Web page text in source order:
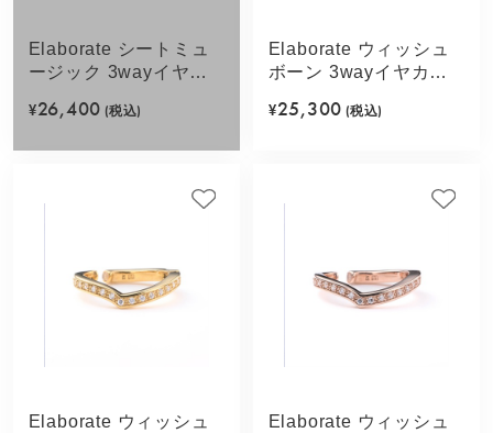
Elaborate シートミュ
ージック 3wayイヤカ
ー)
¥26,400 (税込)
Elaborate ウィッシュ
ボーン 3wayイヤカフ
¥25,300 (税込)
Elaborate ウィッシュ
Elaborate ウィッシュ